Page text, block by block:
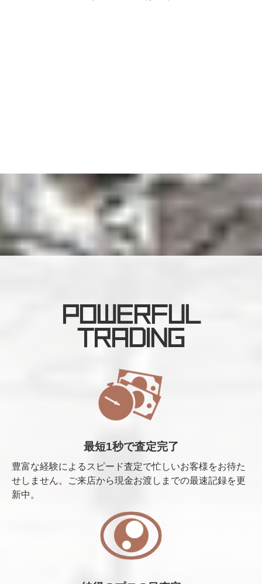
POWERFUL
TRADING
最短1秒で査定完了
豊富な経験によるスピード査定で忙しいお客様をお待た
せしません。ご来店から現金お渡しまでの最速記録を更
新中。